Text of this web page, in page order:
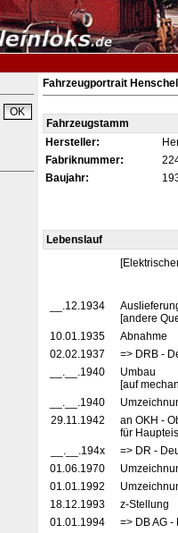
Fahrzeugportrait
Fahrzeugstamm
Hersteller:
Fabriknummer:
Baujahr:
Lebenslauf
__.12.1934
[andere
10.01.1935
Abnahme
02.02.1937
=> DRB -
__.__.1940
Umbau
[auf
__.__.1940
29.11.1942
an OKH -
für
__.__.194x
=> DR -
01.06.1970
01.01.1992
18.12.1993
z-Stellung
01.01.1994
=> DB AG